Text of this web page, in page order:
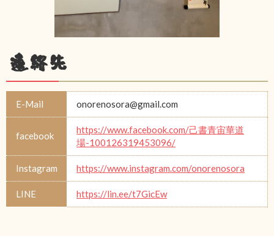
連絡先
E-Mail onorenosora@gmail.com
facebook
https://www.facebook.com/己書青宙華道
場-100126319453096/
Instagram https://www.instagram.com/onorenosora
LINE https://lin.ee/t7GicEw